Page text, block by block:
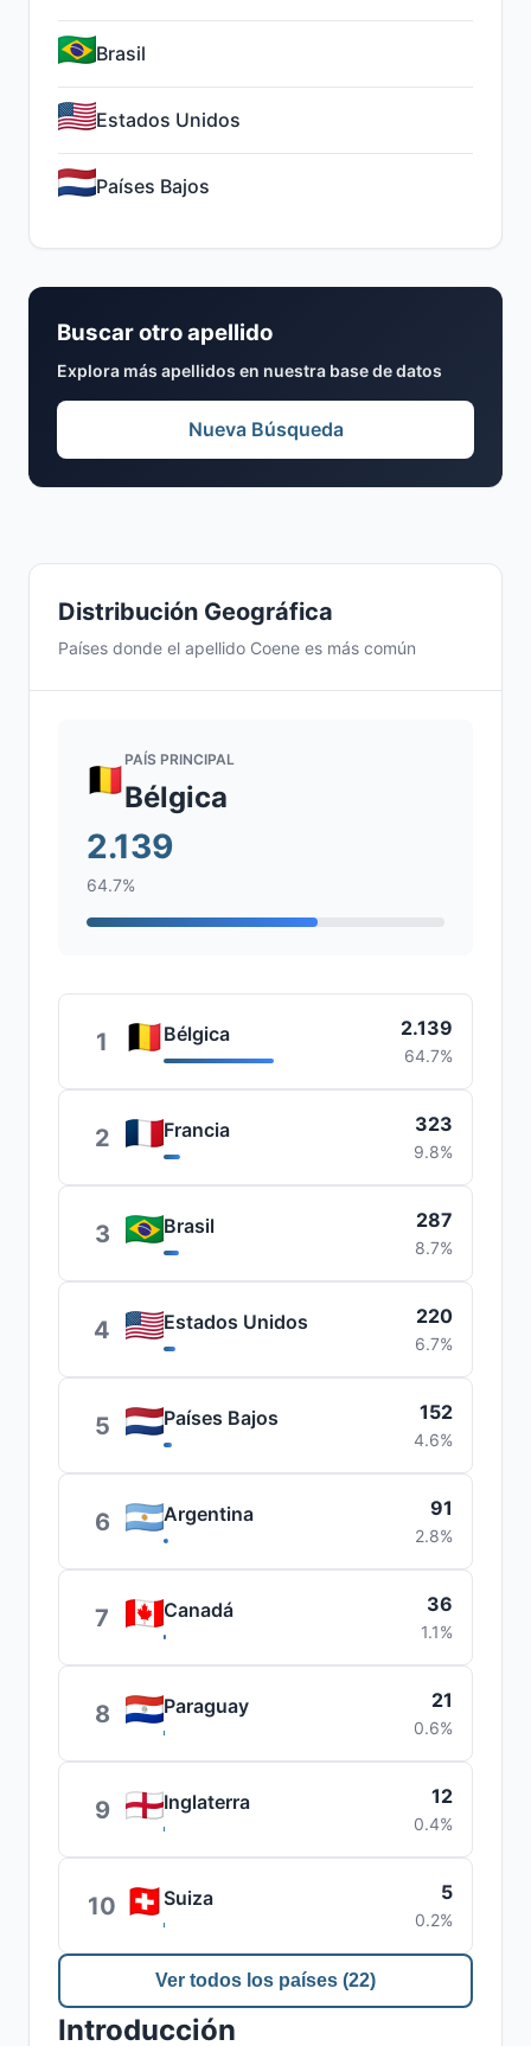
Distribución Geográfica
Países donde el apellido Coene es más común
PAÍS PRINCIPAL
Bélgica
2.139
64.7%
1 Bélgica 2.139
64.7%
2 Francia 323
9.8%
3 Brasil 287
8.7%
4 Estados Unidos 220
6.7%
5 Países Bajos 152
4.6%
6 Argentina 91
2.8%
7 Canadá 36
1.1%
8 Paraguay 21
0.6%
9 Inglaterra 12
0.4%
10 Suiza 5
0.2%
Ver todos los países (22)
Introducción
Brasil
Estados Unidos
Países Bajos
Buscar otro apellido
Explora más apellidos en nuestra base de datos
Nueva Búsqueda